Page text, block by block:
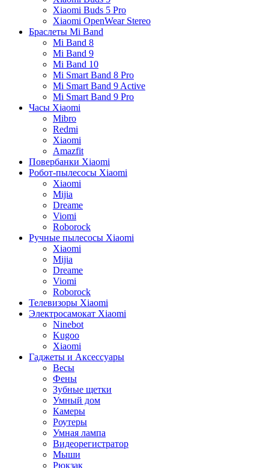
Xiaomi Buds 5 Pro
Xiaomi OpenWear Stereo
Браслеты Mi Band
Mi Band 8
Mi Band 9
Mi Band 10
Mi Smart Band 8 Pro
Mi Smart Band 9 Active
Mi Smart Band 9 Pro
Часы Xiaomi
Mibro
Redmi
Xiaomi
Amazfit
Повербанки Xiaomi
Робот-пылесосы Xiaomi
Xiaomi
Mijia
Dreame
Viomi
Roborock
Ручные пылесосы Xiaomi
Xiaomi
Mijia
Dreame
Viomi
Roborock
Телевизоры Xiaomi
Электросамокат Xiaomi
Ninebot
Kugoo
Xiaomi
Гаджеты и Аксессуары
Весы
Фены
Зубные щетки
Умный дом
Камеры
Роутеры
Умная лампа
Видеорегистратор
Мыши
Рюкзак